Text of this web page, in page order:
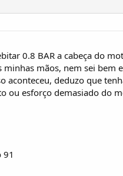
0.8 BAR a cabeça do
minhas mãos, nem sei bem
aconteceu, deduzo que
ou esforço demasiado do
91